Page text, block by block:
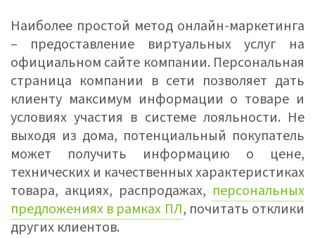
Наиболее простой метод онлайн-маркетинга
– предоставление виртуальных услуг на
официальном сайте компании. Персональная
страница компании в сети позволяет дать
клиенту максимум информации о товаре и
условиях участия в системе лояльности. Не
выходя из дома, потенциальный покупатель
может получить информацию о цене,
технических и качественных характеристиках
товара, акциях, распродажах, персональных
предложениях в рамках ПЛ, почитать отклики
других клиентов.